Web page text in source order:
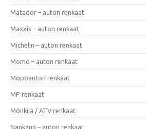
Matador – auton renkaat
Maxxis – auton renkaat
Michelin – auton renkaat
Momo – auton renkaat
Mopoauton renkaat
MP renkaat
Mönkijä / ATV renkaat
Nankang – auton renkaat